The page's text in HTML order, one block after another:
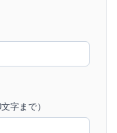
字まで）